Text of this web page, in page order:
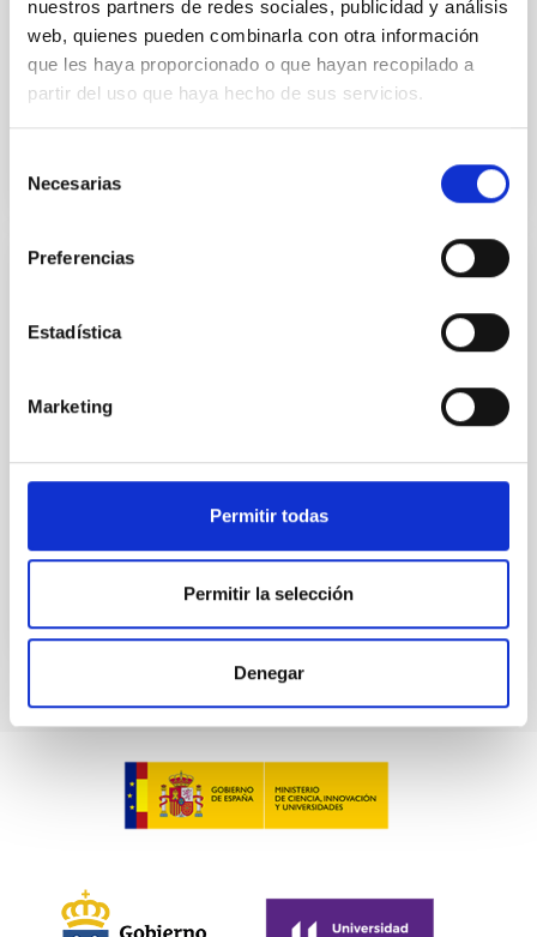
nuestros partners de redes sociales, publicidad y análisis
web, quienes pueden combinarla con otra información
que les haya proporcionado o que hayan recopilado a
partir del uso que haya hecho de sus servicios.
Necesarias
Preferencias
Estadística
Marketing
Permitir todas
Permitir la selección
Denegar
para el desplazamiento de una persona de la plantilla
del IFAE al IAC
Convenio de colaboración entre el IAC e
cimentación del prototipo de Telescopio
Cherenkov CTA "LST" en el ORM
Tiene como objetivo la publicación, adjudicación y
obra de cimentación del LST en el ORM. El IAC se...